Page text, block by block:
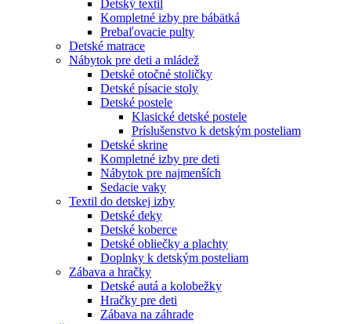
Detský textil
Kompletné izby pre bábätká
Prebaľovacie pulty
Detské matrace
Nábytok pre deti a mládež
Detské otočné stoličky
Detské písacie stoly
Detské postele
Klasické detské postele
Príslušenstvo k detským posteliam
Detské skrine
Kompletné izby pre deti
Nábytok pre najmenších
Sedacie vaky
Textil do detskej izby
Detské deky
Detské koberce
Detské obliečky a plachty
Doplnky k detským posteliam
Zábava a hračky
Detské autá a kolobežky
Hračky pre deti
Zábava na záhrade